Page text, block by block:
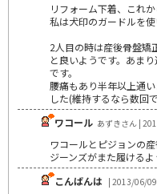
リフォーム下着、これか
私は犬印のガードルを
2人目の時は産後骨盤矯
と良いようです。あま
です。
腰痛もあり半年以上通
した(維持するなら数回
ワコール あずきさん |
ワコールとピジョンの
ジーンズがまた履けるよ
こんばんは | 2013/06/09